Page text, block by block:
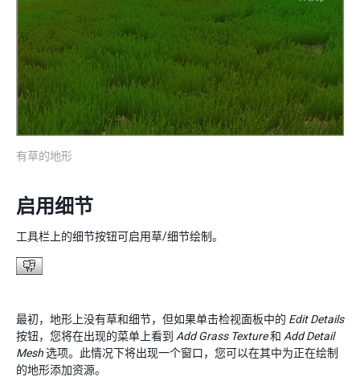
有草的地形
启用细节
工具栏上的细节按钮可启用草/细节绘制。
最初，地形上没有草和细节，但如果单击检视面板中的 Edit Details
按钮，您将在出现的菜单上看到 Add Grass Texture和 Add Detail
Mesh选项。此情况下将出现一个窗口，您可以在其中为正在绘制
的地形添加资源。